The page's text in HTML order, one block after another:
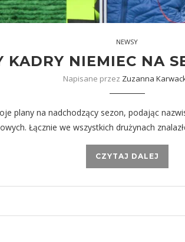
NEWSY
KADRY NIEMIEC NA
Napisane przez Zuzanna
plany na nadchodzący sezon, podając
Łącznie we wszystkich drużynach
CZYTAJ DALEJ